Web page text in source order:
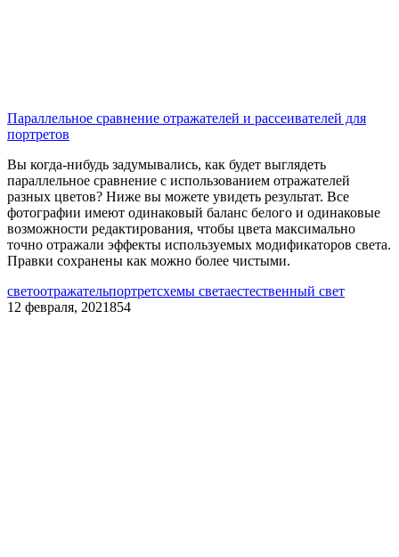
Параллельное сравнение отражателей и рассеивателей для
портретов
Вы когда-нибудь задумывались, как будет выглядеть
параллельное сравнение с использованием отражателей
разных цветов? Ниже вы можете увидеть результат. Все
фотографии имеют одинаковый баланс белого и одинаковые
возможности редактирования, чтобы цвета максимально
точно отражали эффекты используемых модификаторов света.
Правки сохранены как можно более чистыми.
светоотражательпортретсхемы светаестественный свет
12 февраля, 2021854